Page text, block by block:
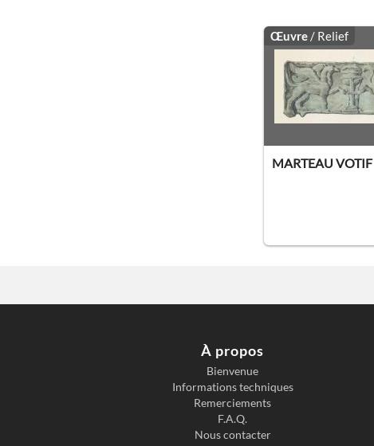
Œuvre / Relief
MARTEAU VOTIF
À propos
Bienvenue
Informations techniques
Remerciements
F.A.Q.
Nous contacter